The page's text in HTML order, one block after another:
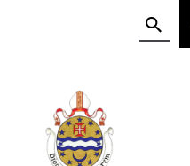
A DIOCESE
CELEBRAÇÃO
VIDA CRISTÃ